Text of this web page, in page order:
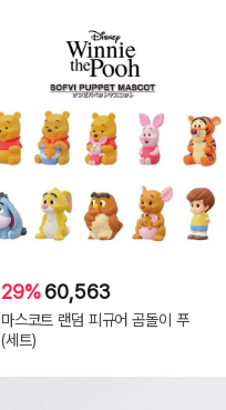
29%60,563
마스코트 랜덤 피규어 곰돌이 푸
(세트)